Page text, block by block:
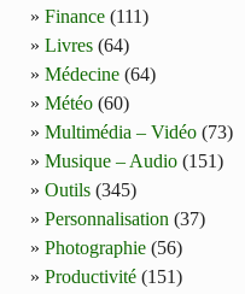
Finance (111)
Livres (64)
Médecine (64)
Météo (60)
Multimédia – Vidéo (73)
Musique – Audio (151)
Outils (345)
Personnalisation (37)
Photographie (56)
Productivité (151)